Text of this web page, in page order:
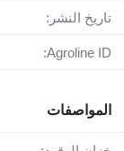
تاريخ النشر:
Agroline ID:
المواصفات